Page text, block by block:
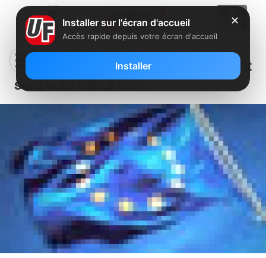
Le fin du roaming européen payant
sera voté début avril
✕
Installer sur l'écran d'accueil
Accès rapide depuis votre écran d'accueil
Installer